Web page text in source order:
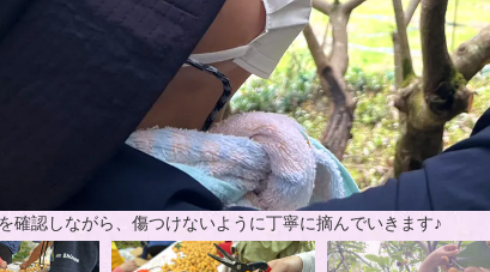
確認しながら、傷つけないように丁寧に摘んでいきます♪